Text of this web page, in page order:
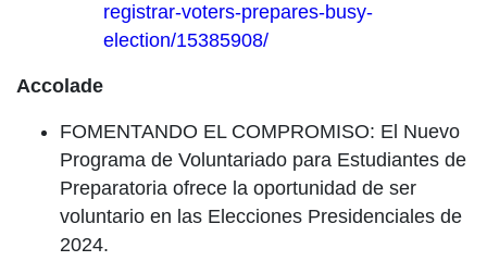
registrar-voters-prepares-busy-
election/15385908/
Accolade
FOMENTANDO EL COMPROMISO: El Nuevo
Programa de Voluntariado para Estudiantes de
Preparatoria ofrece la oportunidad de ser
voluntario en las Elecciones Presidenciales de
2024.